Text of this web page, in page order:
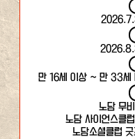
만 16세 이상 ~ 만 33세
노담 무
노담 사이언스클
노담소셜클럽